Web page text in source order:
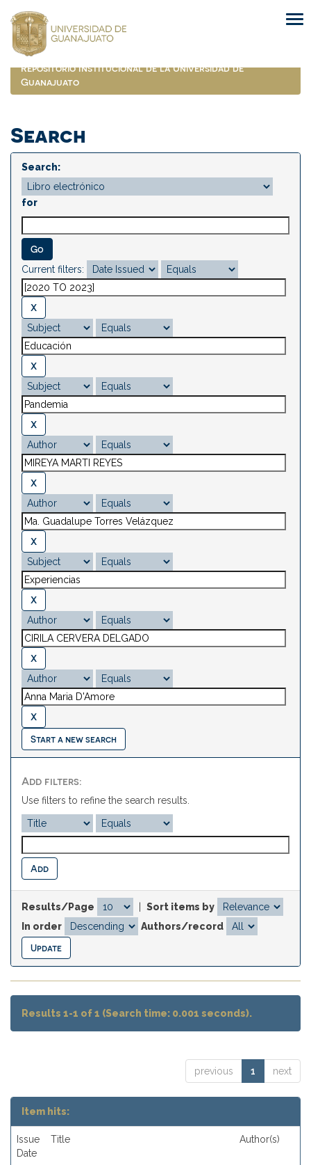
navigation
Repositorio Institucional de la Universidad de
Guanajuato
Search
Search:
for
Current filters:
Start a new search
Add filters:
Use filters to refine the search results.
Results/Page
Sort items by
In order
Authors/record
Results 1-1 of 1 (Search time: 0.001 seconds).
previous 1 next
Item hits:
Issue
Date
Title Author(s)